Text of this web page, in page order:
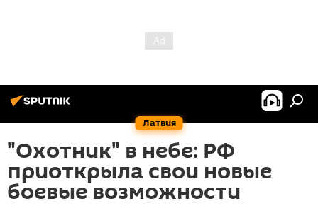
Латвия
"Охотник" в небе: РФ
приоткрыла свои новые
боевые возможности